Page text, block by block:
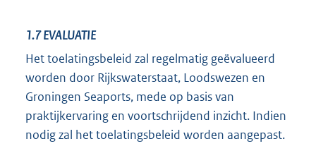
1.7EVALUATIE
Het toelatingsbeleid zal regelmatig geëvalueerd
worden door Rijkswaterstaat, Loodswezen en
Groningen Seaports, mede op basis van
praktijkervaring en voortschrijdend inzicht. Indien
nodig zal het toelatingsbeleid worden aangepast.